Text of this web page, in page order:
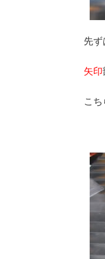
先
矢印
こ